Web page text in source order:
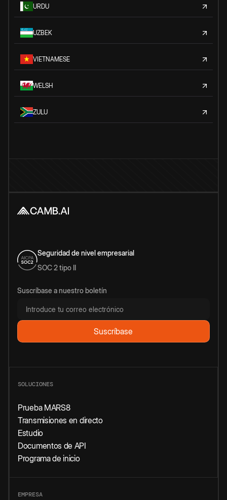
URDU
UZBEK
VIETNAMESE
WELSH
ZULU
Seguridad de nivel empresarial
SOC 2 tipo II
Suscríbase a nuestro boletín
SOLUCIONES
Prueba MARS8
Transmisiones en directo
Estudio
Documentos de API
Programa de inicio
EMPRESA